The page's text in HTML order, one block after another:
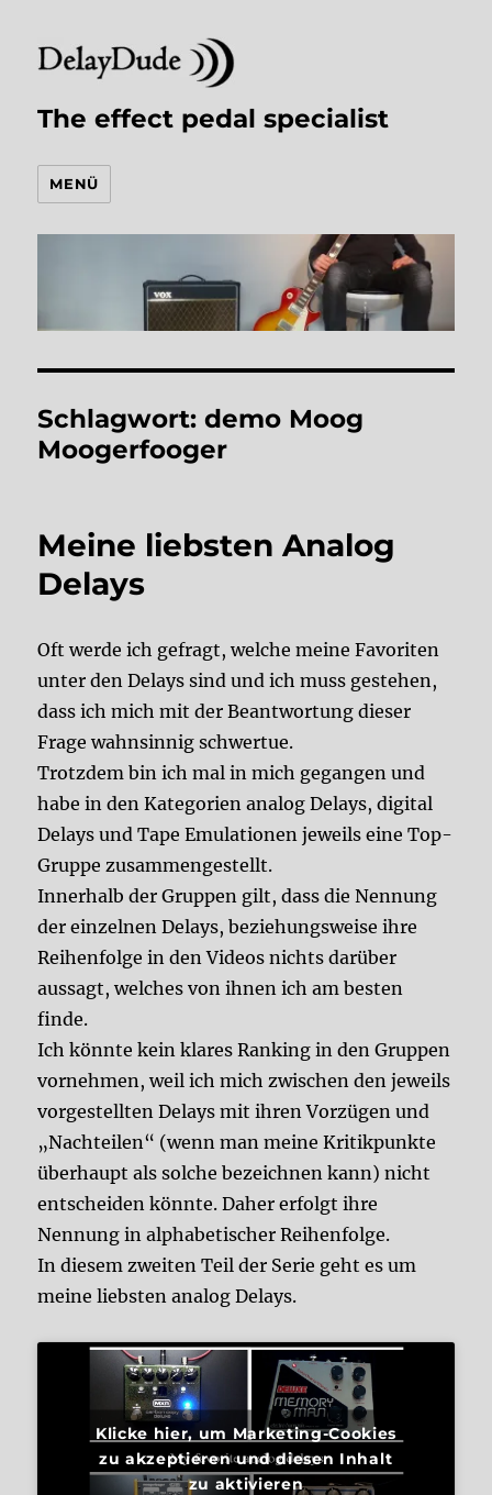
The effect pedal specialist
MENÜ
Schlagwort:demo Moog
Moogerfooger
Meine liebsten Analog
Delays
Oft werde ich gefragt, welche meine Favoriten
unter den Delays sind und ich muss gestehen,
dass ich mich mit der Beantwortung dieser
Frage wahnsinnig schwertue.
Trotzdem bin ich mal in mich gegangen und
habe in den Kategorien analog Delays, digital
Delays und Tape Emulationen jeweils eine Top-
Gruppe zusammengestellt.
Innerhalb der Gruppen gilt, dass die Nennung
der einzelnen Delays, beziehungsweise ihre
Reihenfolge in den Videos nichts darüber
aussagt, welches von ihnen ich am besten
finde.
Ich könnte kein klares Ranking in den Gruppen
vornehmen, weil ich mich zwischen den jeweils
vorgestellten Delays mit ihren Vorzügen und
„Nachteilen“ (wenn man meine Kritikpunkte
überhaupt als solche bezeichnen kann) nicht
entscheiden könnte. Daher erfolgt ihre
Nennung in alphabetischer Reihenfolge.
In diesem zweiten Teil der Serie geht es um
meine liebsten analog Delays.
Klicke hier, um Marketing-Cookies
zu akzeptieren und diesen Inhalt
zu aktivieren